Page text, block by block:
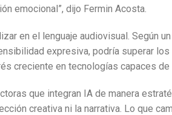
emocional”, dijo Fermin Acosta.
en el lenguaje audiovisual. Según
expresiva, podría superar
creciente en tecnologías capaces
que integran IA de manera
creativa ni la narrativa. Lo que